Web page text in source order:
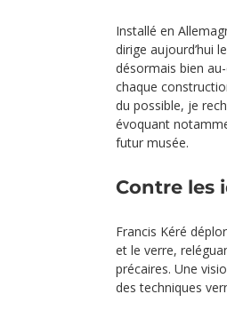
Installé en
dirige aujourd’hui
désormais bien
chaque
du possible, je
évoquant
futur musée.
Contre les
Francis Kéré
et le verre,
précaires. Une
des techniques